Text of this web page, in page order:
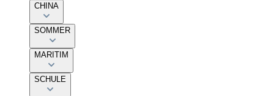
CHINA
SOMMER
MARITIM
SCHULE